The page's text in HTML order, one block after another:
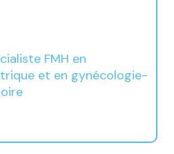
FMH en
et en gynécologie-